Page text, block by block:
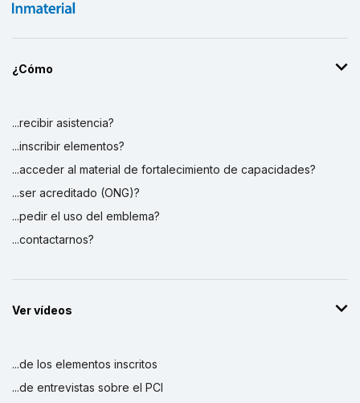
¿Cómo
...recibir asistencia?
...inscribir elementos?
...acceder al material de fortalecimiento de capacidades?
...ser acreditado (ONG)?
...pedir el uso del emblema?
...contactarnos?
Ver vídeos
...de los elementos inscritos
...de entrevistas sobre el PCI